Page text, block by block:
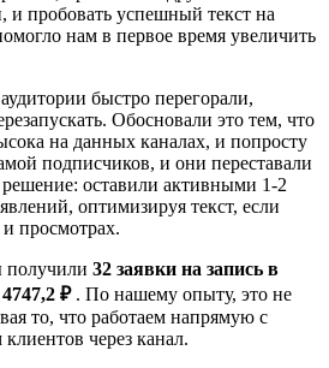
и пробовать успешный текст на
нам в первое время увеличить
быстро перегорали,
Обосновали это тем, что
на данных каналах, и попросту
подписчиков, и они переставали
решение: оставили активными 1-2
оптимизируя текст, если
просмотрах.
получили 32 заявки на запись в
₽. По нашему опыту, это не
то, что работаем напрямую с
через канал.